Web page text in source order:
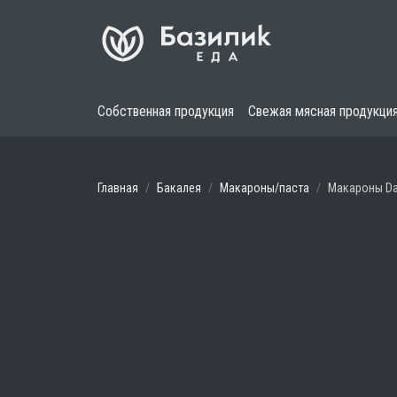
Собственная продукция Свежая мясная продукция
Главная Бакалея Макароны/паста Макароны